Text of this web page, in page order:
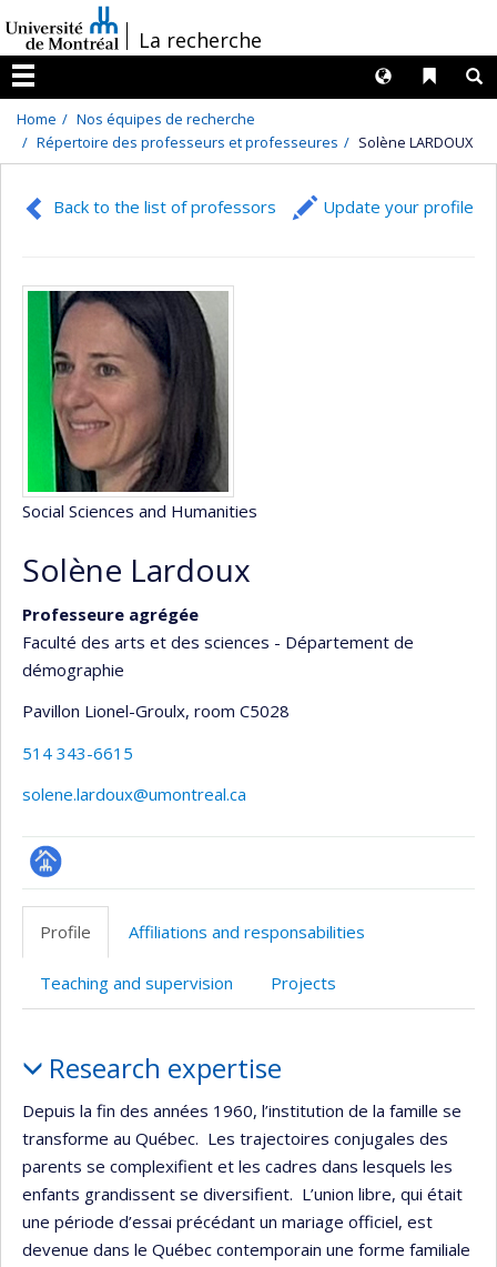
au
contenu
/La recherche
Menu
Liens
Langues
Home
Nos équipes de recherche
Répertoire des professeurs et professeures
Solène LARDOUX
Back to the list of professors Update your profile
Social Sciences and Humanities
Solène Lardoux
Professeure agrégée
Faculté des arts et des sciences - Département de
démographie
Pavillon Lionel-Groulx, room C5028
514 343-6615
solene.lardoux@umontreal.ca
Page
professionnelle
Profile Affiliations and responsabilities
Teaching and supervision Projects
Research expertise
Depuis la fin des années 1960, l’institution de la famille se
transforme au Québec. Les trajectoires conjugales des
parents se complexifient et les cadres dans lesquels les
enfants grandissent se diversifient. L’union libre, qui était
une période d’essai précédant un mariage officiel, est
devenue dans le Québec contemporain une forme familiale